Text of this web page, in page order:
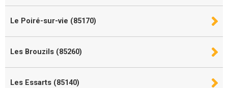
Le Poiré-sur-vie (85170)
Les Brouzils (85260)
Les Essarts (85140)